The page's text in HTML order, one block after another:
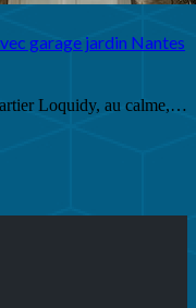
garage jardin Nantes
Loquidy, au calme,…